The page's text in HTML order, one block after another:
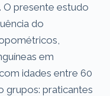
O presente estudo
do
em
idades entre 60
grupos: praticantes